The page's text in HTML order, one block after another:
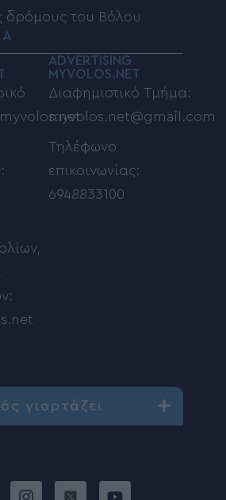
δρόμους του Βόλου
ADVERTISING
MYVOLOS.NET
Διαφημιστικό Τμήμα:
myvolos.net@gmail.com
Τηλέφωνο
επικοινωνίας:
6948833100
γιορτάζει